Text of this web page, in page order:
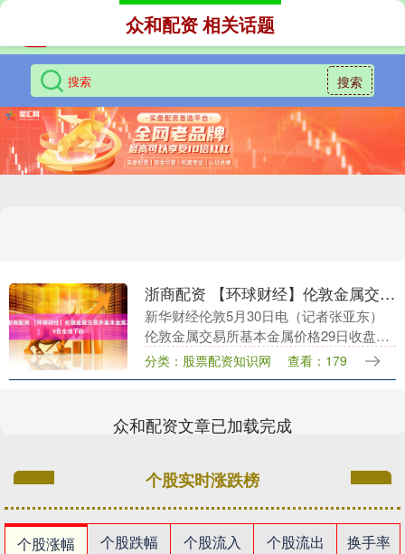
搜索
众和配资 相关话题
浙商配资 【环球财经】伦敦金属交易所基本金属29日全线下跌
新华财经伦敦5月30日电（记者张亚东）
伦敦金属交易所基本金属价格29日收盘时
全线下跌。 3个月期铜收于每吨13611.50
美元，比前一交易日的收盘价每吨下跌
分类：股票配资知识网 查看：179
众和配资文章已加载完成
个股实时涨跌榜
个股涨幅 个股跌幅 个股流入 个股流出
换手率